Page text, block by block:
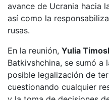
avance de Ucrania hacia
así como la
rusas.
En la reunión, Yulia
Batkivshchina, se sumó a
posible legalización de
cuestionando cualquier